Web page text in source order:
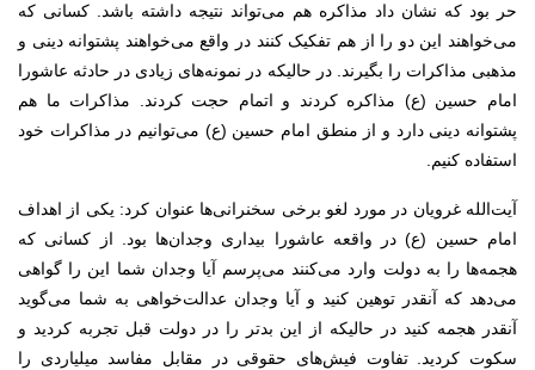
حر بود که نشان داد مذاکره هم می‌تواند نتیجه داشته باشد. کسانی که
می‌خواهند این دو را از هم تفکیک کنند در واقع می‌خواهند پشتوانه دینی و
مذهبی مذاکرات را بگیرند. در حالیکه در نمونه‌های زیادی در حادثه عاشورا
امام حسین (ع) مذاکره کردند و اتمام حجت کردند. مذاکرات ما هم
پشتوانه دینی دارد و از منطق امام حسین (ع) می‌توانیم در مذاکرات خود
استفاده کنیم.
آیت‌الله غرویان در مورد لغو برخی سخنرانی‌ها عنوان کرد: یکی از اهداف
امام حسین (ع) در واقعه عاشورا بیداری وجدان‌ها بود. از کسانی که
هجمه‌ها را به دولت وارد می‌کنند می‌پرسم آیا وجدان شما این را گواهی
می‌دهد که آنقدر توهین کنید و آیا وجدان عدالت‌خواهی به شما می‌گوید
آنقدر هجمه کنید در حالیکه از این بد‌تر را در دولت قبل تجربه کردید و
سکوت کردید. تفاوت فیش‌های حقوقی در مقابل مفاسد میلیاردی را